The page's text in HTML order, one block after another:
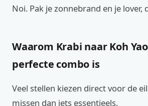
Noi. Pak je zonnebrand en je lover,
Waarom Krabi naar Koh
perfecte combo is
Veel stellen kiezen direct voor de
missen dan iets essentieels.